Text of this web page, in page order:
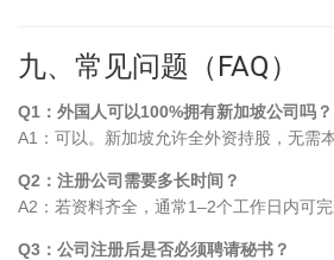
九、常见问题（FAQ）
Q1：外国人可以100%拥有新加坡公司吗？
A1：可以。新加坡允许全外资持股，无需本
Q2：注册公司需要多长时间？
A2：若资料齐全，通常1–2个工作日内可完
Q3：公司注册后是否必须聘请秘书？